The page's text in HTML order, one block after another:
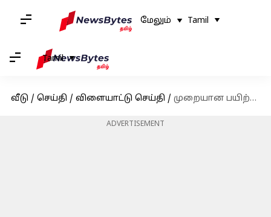
மேலும் Tamil
Tamil
வீடு / செய்தி / விளையாட்டு செய்தி / முறையான பயிற்சியாளர் இல்லாதது தான் இந்திய அணியின் தோல்விக்கு காரணம் : கிரிக்கெட் நிபுணர்கள் கருத்து!
ADVERTISEMENT